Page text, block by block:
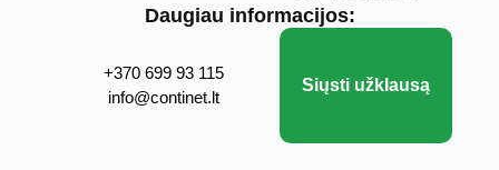
Daugiau informacijos:
+370 699 93 115
info@continet.lt
Siųsti užklausą